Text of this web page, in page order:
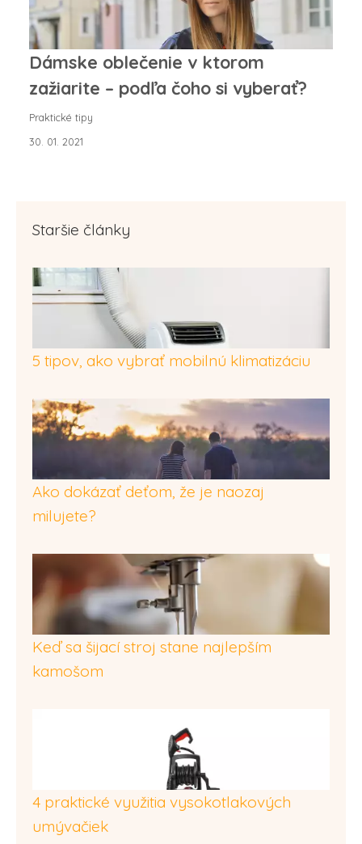
Dámske oblečenie v ktorom
zažiarite – podľa čoho si vyberať?
Praktické tipy
30. 01. 2021
Staršie články
5 tipov, ako vybrať mobilnú klimatizáciu
Ako dokázať deťom, že je naozaj
milujete?
Keď sa šijací stroj stane najlepším
kamošom
4 praktické využitia vysokotlakových
umývačiek